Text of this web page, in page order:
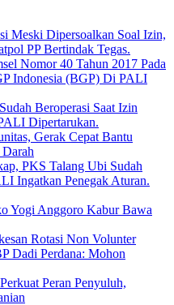
Meski Dipersoalkan Soal Izin,
PP Bertindak Tegas.
Nomor 40 Tahun 2017 Pada
Indonesia (BGP) Di PALI
Beroperasi Saat Izin
Dipertarukan.
Gerak Cepat Bantu
PKS Talang Ubi Sudah
Ingatkan Penegak Aturan.
Yogi Anggoro Kabur Bawa
Rotasi Non Volunter
Dadi Perdana: Mohon
Peran Penyuluh,